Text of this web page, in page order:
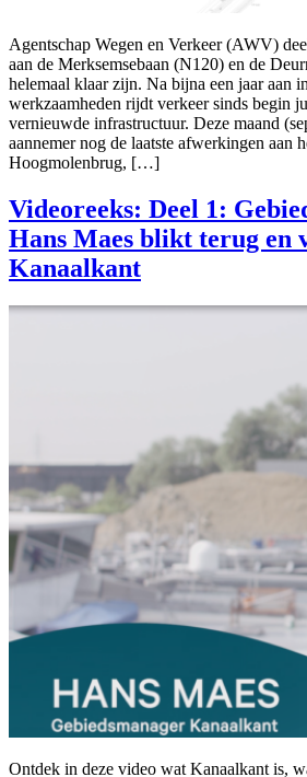
Agentschap Wegen en Verkeer (AWV)
aan de Merksemsebaan (N120) en de
helemaal klaar zijn. Na bijna een jaar aan
werkzaamheden rijdt verkeer sinds begin
vernieuwde infrastructuur. Deze maand
aannemer nog de laatste afwerkingen aan
Hoogmolenbrug, […]
Videoreeks: Deel 1:
Hans Maes blikt terug en
Kanaalkant
Ontdek in deze video wat Kanaalkant is,